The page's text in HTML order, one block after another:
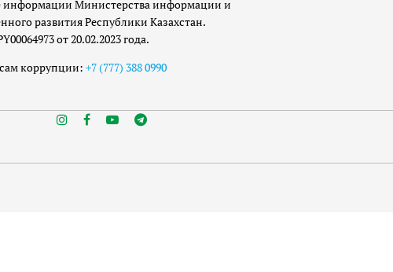
информации Министерства информации и
развития Республики Казахстан.
от 20.02.2023 года.
коррупции: +7 (777) 388 0990